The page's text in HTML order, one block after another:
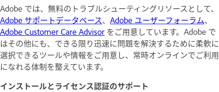
Adobe では、無料のトラブルシューティングリソースとして、
Adobe サポートデータベース、 Adobe ユーザーフォーラム、
Adobe Customer Care Advisor をご用意しています。Adobe で
はその他にも、できる限り迅速に問題を解決するために柔軟に
選択できるツールや情報をご用意し、常時オンラインでご利用
になれる体制を整えています。
インストールとライセンス認証のサポート